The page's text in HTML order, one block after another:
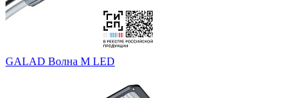
GALAD Волна M LED